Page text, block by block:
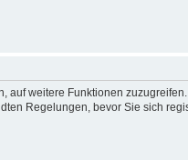
auf weitere Funktionen
Regelungen, bevor Sie sich